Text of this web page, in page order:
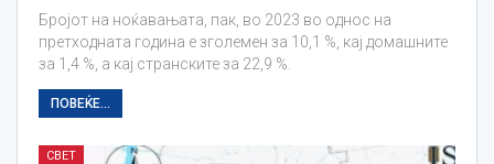
Бројот на ноќавањата, пак, во 2023 во однос на
претходната година е зголемен за 10,1 %, кај домашните
за 1,4 %, а кај странските за 22,9 %.
ПОВЕЌЕ...
СВЕТ